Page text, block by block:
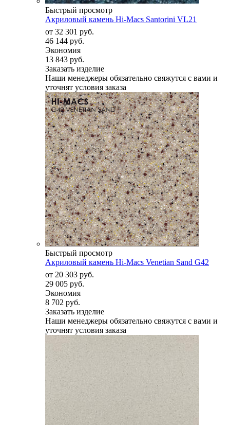
Быстрый просмотр
Акриловый камень Hi-Macs Santorini VL21
от 32 301 руб.
46 144 руб.
Экономия
13 843 руб.
Заказать изделие
Наши менеджеры обязательно свяжутся с вами и
уточнят условия заказа
Быстрый просмотр
Акриловый камень Hi-Macs Venetian Sand G42
от 20 303 руб.
29 005 руб.
Экономия
8 702 руб.
Заказать изделие
Наши менеджеры обязательно свяжутся с вами и
уточнят условия заказа